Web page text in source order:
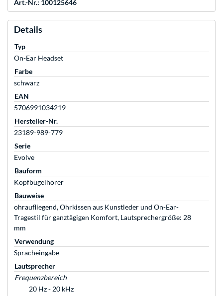
Art.-Nr.: 100125646
Details
Typ
On-Ear Headset
Farbe
schwarz
EAN
5706991034219
Hersteller-Nr.
23189-989-779
Serie
Evolve
Bauform
Kopfbügelhörer
Bauweise
ohraufliegend, Ohrkissen aus Kunstleder und On-Ear-
Tragestil für ganztägigen Komfort, Lautsprechergröße: 28
mm
Verwendung
Spracheingabe
Lautsprecher
Frequenzbereich
20 Hz - 20 kHz